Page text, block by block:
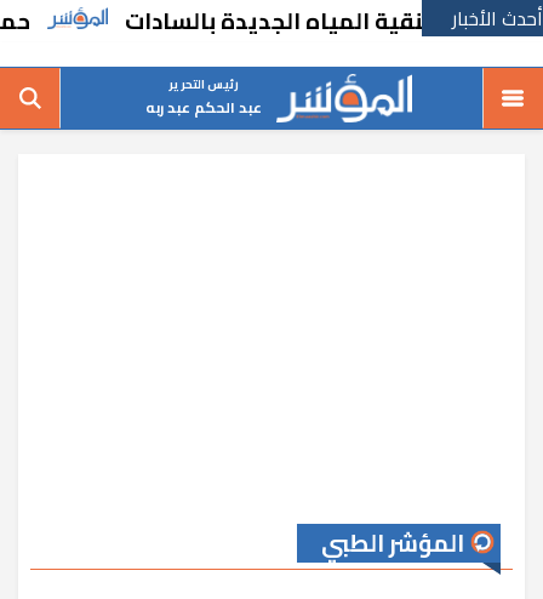
أحدث الأخبارالمياه الجديدة بالسادات حملات
رئيس التحرير
عبد الحكم عبد ربه
المؤشر الطبي